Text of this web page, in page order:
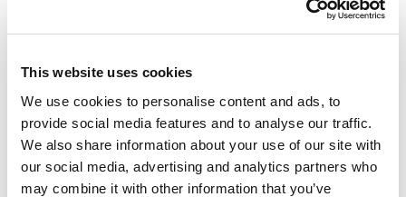
This website uses cookies
We use cookies to personalise content and ads, to
provide social media features and to analyse our traffic.
We also share information about your use of our site with
our social media, advertising and analytics partners who
may combine it with other information that you’ve